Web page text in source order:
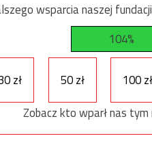
wsparcia naszej
104%
zł 50 zł 100 zł
Zobacz kto wparł nas tym